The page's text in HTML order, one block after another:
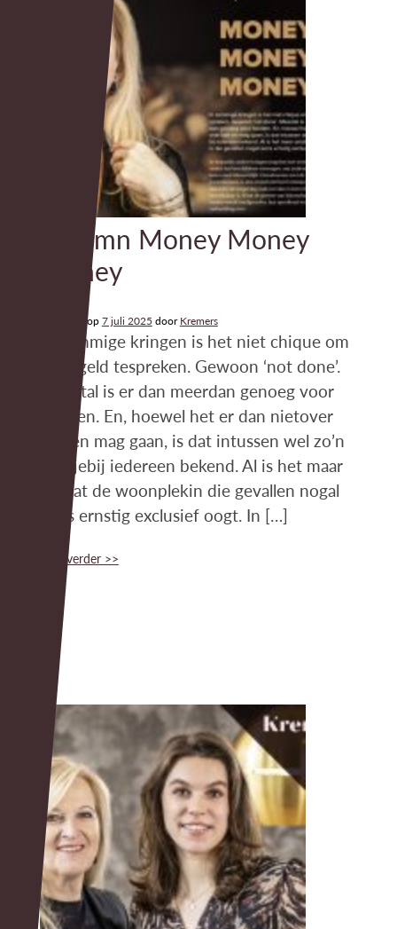
Column Money Money
Money
Geplaatst op7 juli 2025 doorKremers
In sommige kringen is het niet chique om
over geld tespreken. Gewoon ‘not done’.
Meestal is er dan meerdan genoeg voor
handen. En, hoewel het er dan nietover
kan en mag gaan, is dat intussen wel zo’n
beetjebij iedereen bekend. Al is het maar
omdat de woonplekin die gevallen nogal
eens ernstig exclusief oogt. In […]
Lees verder >>